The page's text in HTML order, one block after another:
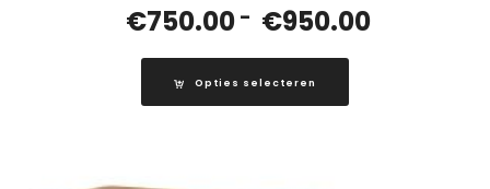
€750.00 - €950.00Prijsklasse:
Opties selecteren